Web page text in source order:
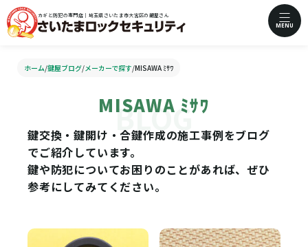
カギと防犯の専門店｜埼玉県さいたま市大宮区の鍵屋さん
MENU
ホーム/鍵屋ブログ/メーカーで探す/MISAWA ﾐｻﾜ
MISAWA ﾐｻﾜ
鍵交換・鍵開け・合鍵作成の施工事例をブログ
でご紹介しています。
鍵や防犯についてお困りのことがあれば、ぜひ
参考にしてみてください。